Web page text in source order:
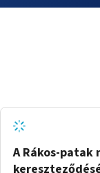
A Rákos-